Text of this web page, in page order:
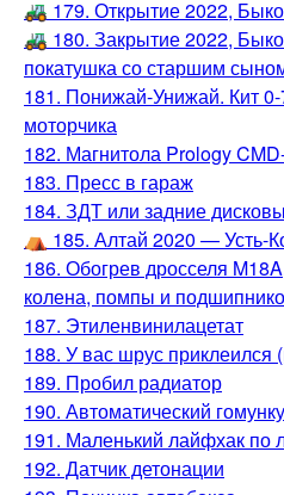
🚜 179. Открытие 2022,
🚜 180. Закрытие 2022,
покатушка со старшим
181. Понижай-Унижай. Кит 0-
моторчика
182. Магнитола Prology
183. Пресс в гараж
184. ЗДТ или задние
⛺️ 185. Алтай 2020 — Усть-
186. Обогрев дросселя
колена, помпы и
187. Этиленвинилацетат
188. У вас шрус приклеился
189. Пробил радиатор
190. Автоматический
191. Маленький лайфхак по
192. Датчик детонации